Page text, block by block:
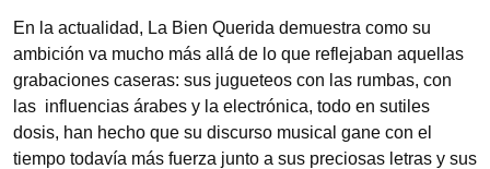
En la actualidad, La Bien Querida demuestra como su
ambición va mucho más allá de lo que reflejaban aquellas
grabaciones caseras: sus jugueteos con las rumbas, con
las influencias árabes y la electrónica, todo en sutiles
dosis, han hecho que su discurso musical gane con el
tiempo todavía más fuerza junto a sus preciosas letras y sus